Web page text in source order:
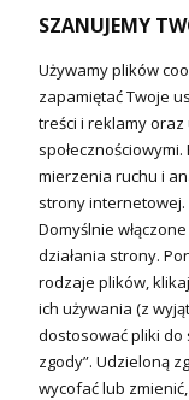
Technika solarna
Fotowoltanika
Sterowniki i regulatory
Nagrzewnice i kurtyny
Kuchnia i Wentylacja
Kuchnia
Zlewozmywaki
Baterie kuchenne
Młynki do odpadów
SZANUJEMY
Używamy plików
zapamiętać Twoje
treści i reklamy
mierzenia ruchu i
strony internetowej.
Domyślnie
działania strony.
rodzaje plików,
ich używania (z
dostosować pliki do
zgody”. Udzieloną
wycofać lub